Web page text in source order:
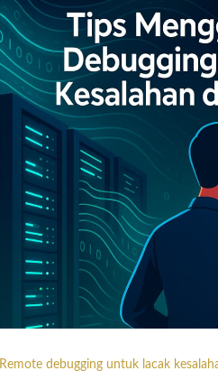
Remote debugging untuk lacak